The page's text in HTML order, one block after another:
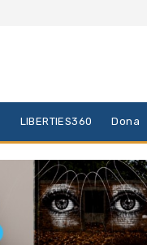
LIBERTIES360 Dona